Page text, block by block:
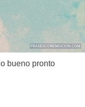
bueno pronto